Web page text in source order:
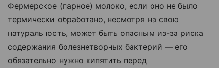
Фермерское (парное) молоко, если оно не было
термически обработано, несмотря на свою
натуральность, может быть опасным из-за риска
содержания болезнетворных бактерий — его
обязательно нужно кипятить перед